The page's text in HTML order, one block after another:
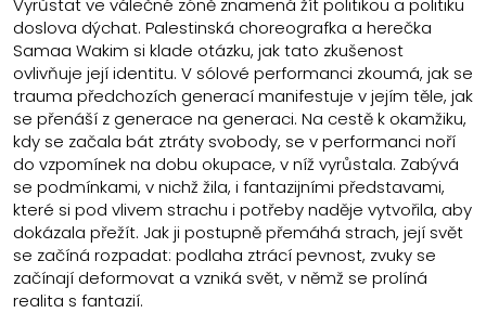
Vyrůstat ve válečné zóně znamená žít politikou a politiku
doslova dýchat. Palestinská choreografka a herečka
Samaa Wakim si klade otázku, jak tato zkušenost
ovlivňuje její identitu. V sólové performanci zkoumá, jak se
trauma předchozích generací manifestuje v jejím těle, jak
se přenáší z generace na generaci. Na cestě k okamžiku,
kdy se začala bát ztráty svobody, se v performanci noří
do vzpomínek na dobu okupace, v níž vyrůstala. Zabývá
se podmínkami, v nichž žila, i fantazijními představami,
které si pod vlivem strachu i potřeby naděje vytvořila, aby
dokázala přežít. Jak ji postupně přemáhá strach, její svět
se začíná rozpadat: podlaha ztrácí pevnost, zvuky se
začínají deformovat a vzniká svět, v němž se prolíná
realita s fantazií.